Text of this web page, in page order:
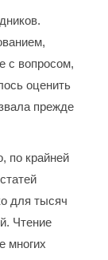
с вопросом,
оценить
прежде
по крайней
для тысяч
Чтение
многих